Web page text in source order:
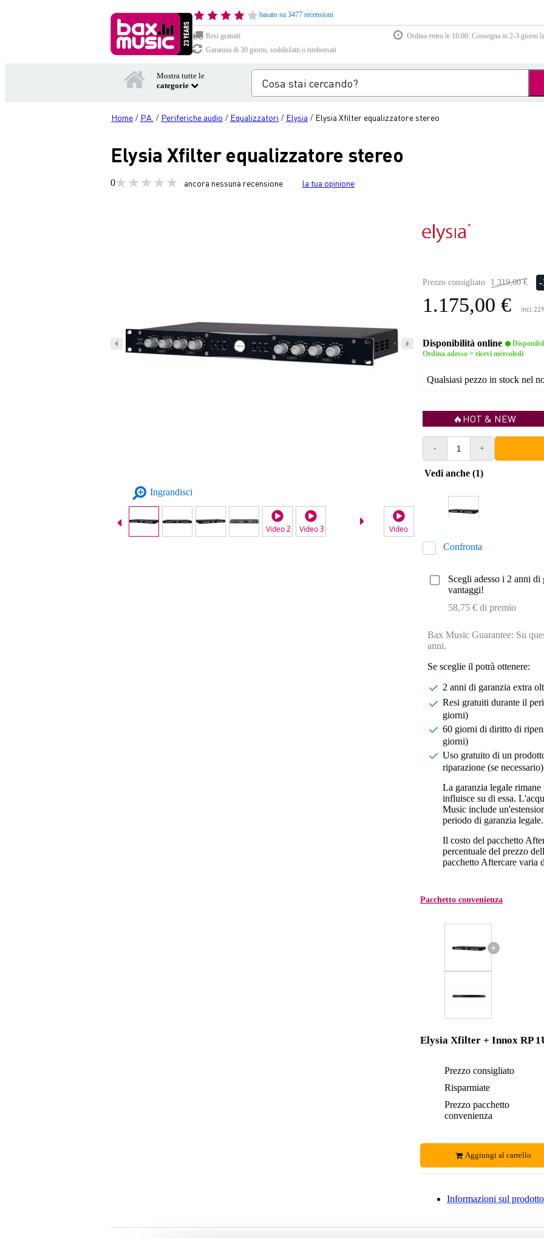
basato su 3477 recensioni
Resi gratuiti
Ordina entro le 16:00: Consegna in 2-3 giorni
Garanzia di 30 giorni, soddisfatti o rimborsati
Mostra tutte le
categorie
Home / P.A. / Periferiche audio / Equalizzatori / Elysia / Elysia Xfilter equalizzatore stereo
Elysia Xfilter equalizzatore stereo
0 ancora nessuna recensione la tua opinione
Ingrandisci
Video
Video 2 Video 3
Prezzo consigliato 1.319,00 € -
1.175,00 € incl.
Disponibilità online
Ordina adesso = ricevi mercoledì
Qualsiasi pezzo in stock nel
🔥HOT & NEW
- +
Vedi anche (1)
Confronta
Scegli adesso i 2 anni
vantaggi!
58,75 € di premio
Bax Music Guarantee: Su
anni.
Se sceglie il potrà ottenere:
2 anni di garanzia extra
Resi gratuiti durante il
giorni)
60 giorni di diritto di
giorni)
Uso gratuito di un
riparazione (se necessario)
La garanzia legale
influisce su di essa.
Music include
periodo di garanzia legale.
Il costo del pacchetto
percentuale del prezzo
pacchetto Aftercare varia
Pacchetto convenienza
+
Elysia Xfilter + Innox RP
Prezzo consigliato
Risparmiate
Prezzo pacchetto
convenienza
Aggiungi al carrello
Informazioni sul prodotto